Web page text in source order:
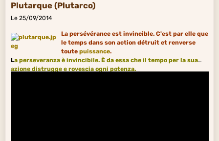
Plutarque (Plutarco)
Le 25/09/2014
La persévérance est invincible. C'est par elle que
le temps dans son action détruit et renverse
toute puissance.
La perseveranza è invincibile. È da essa che il tempo per la sua
azione distrugge e rovescia ogni potenza.